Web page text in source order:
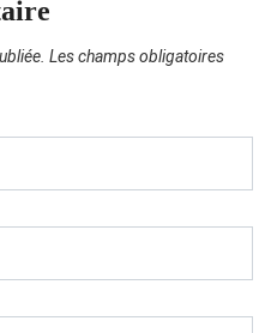
Les champs obligatoires